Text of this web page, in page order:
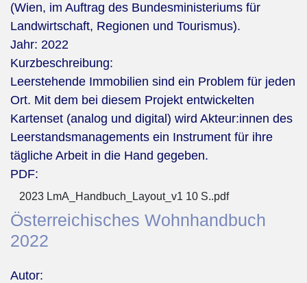
(Wien, im Auftrag des Bundesministeriums für
Landwirtschaft, Regionen und Tourismus).
Jahr: 2022
Kurzbeschreibung:
Leerstehende Immobilien sind ein Problem für jeden
Ort. Mit dem bei diesem Projekt entwickelten
Kartenset (analog und digital) wird Akteur:innen des
Leerstandsmanagements ein Instrument für ihre
tägliche Arbeit in die Hand gegeben.
PDF:
2023 LmA_Handbuch_Layout_v1 10 S..pdf
Österreichisches Wohnhandbuch
2022
Autor: